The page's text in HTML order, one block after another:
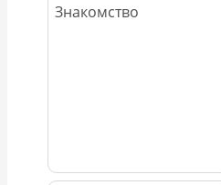
Знакомство